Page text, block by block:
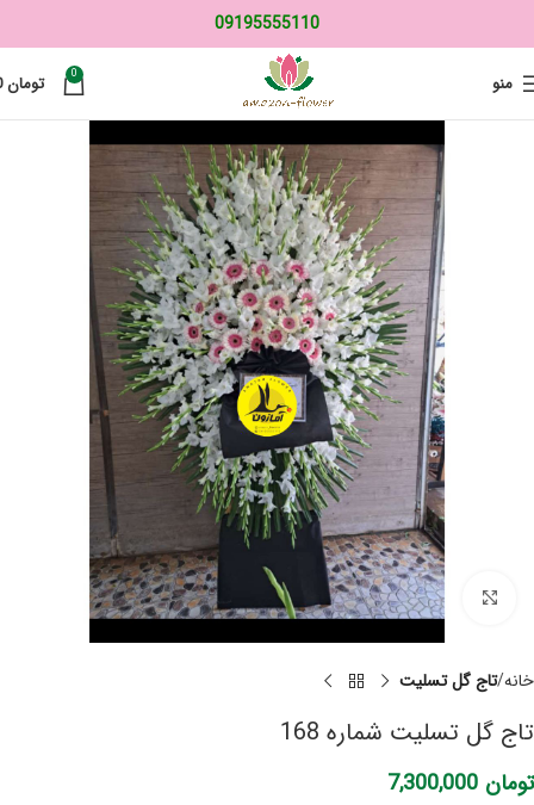
09195555110
منو 0 تومان0
برای بزرگنمایی کلیک کنید
خانه تاج گل تسلیت
تاج گل تسلیت شماره 168
تومان